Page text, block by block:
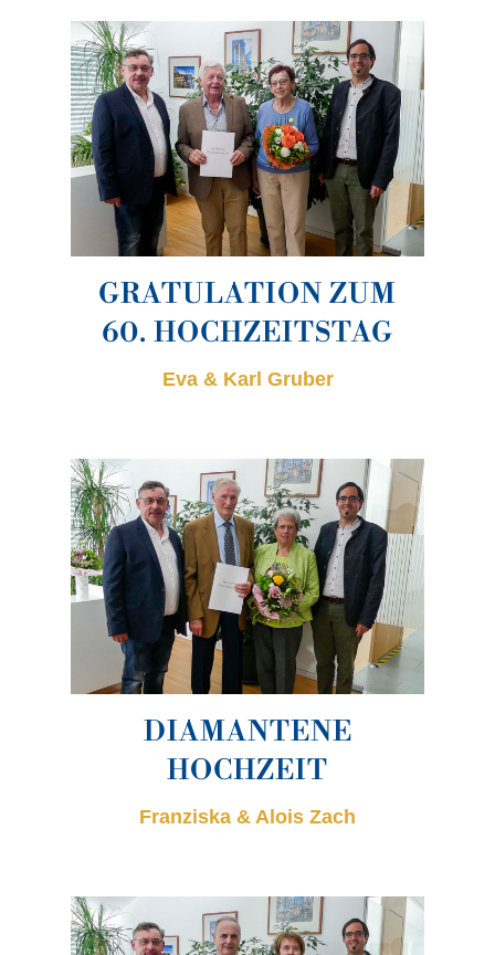
GRATULATION ZUM
60. HOCHZEITSTAG
Eva & Karl Gruber
DIAMANTENE
HOCHZEIT
Franziska & Alois Zach